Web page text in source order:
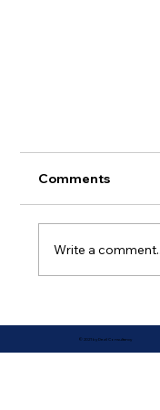
ここ数年で、
併・買収）
す。 後継者
もあれば、成
他社の持つ
することで
Comments
Write a
© 2021 by Dezil Consultancy